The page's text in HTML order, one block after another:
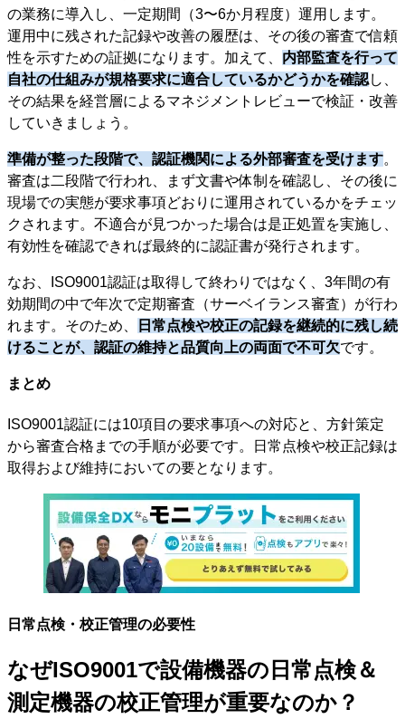
の業務に導入し、一定期間（3〜6か月程度）運用します。
運用中に残された記録や改善の履歴は、その後の審査で信頼
性を示すための証拠になります。加えて、 内部監査を行って
自社の仕組みが規格要求に適合しているかどうかを確認し、
その結果を経営層によるマネジメントレビューで検証・改善
していきましょう。
準備が整った段階で、認証機関による外部審査を受けます。
審査は二段階で行われ、まず文書や体制を確認し、その後に
現場での実態が要求事項どおりに運用されているかをチェッ
クされます。不適合が見つかった場合は是正処置を実施し、
有効性を確認できれば最終的に認証書が発行されます。
なお、ISO9001認証は取得して終わりではなく、3年間の有
効期間の中で年次で定期審査（サーベイランス審査）が行わ
れます。そのため、
日常点検や校正の記録を継続的に残し続
けることが、認証の維持と品質向上の両面で不可欠です。
まとめ
ISO9001認証には10項目の要求事項への対応と、方針策定
から審査合格までの手順が必要です。日常点検や校正記録は
取得および維持においての要となります。
日常点検・校正管理の必要性
なぜISO9001で設備機器の日常点検＆
測定機器の校正管理が重要なのか？